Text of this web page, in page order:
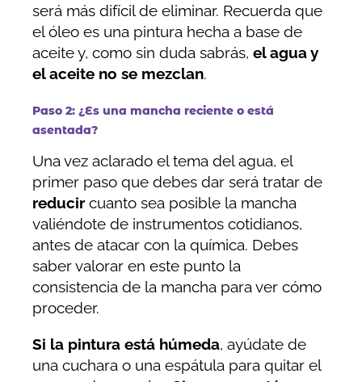
será más difícil de eliminar. Recuerda que
el óleo es una pintura hecha a base de
aceite y, como sin duda sabrás, el agua y
el aceite no se mezclan.
Paso 2: ¿Es una mancha reciente o está
asentada?
Una vez aclarado el tema del agua, el
primer paso que debes dar será tratar de
reducircuanto sea posible la mancha
valiéndote de instrumentos cotidianos,
antes de atacar con la química. Debes
saber valorar en este punto la
consistencia de la mancha para ver cómo
proceder.
Si la pintura está húmeda, ayúdate de
una cuchara o una espátula para quitar el